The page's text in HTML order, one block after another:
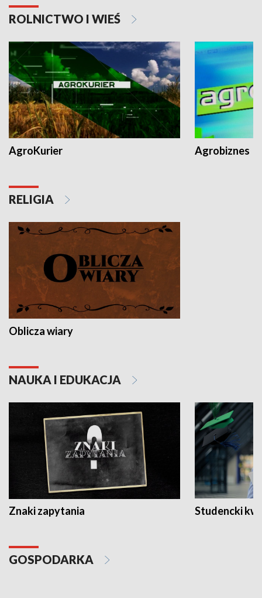
ROLNICTWO I WIEŚ
AgroKurier Agrobiznes
RELIGIA
Oblicza wiary
NAUKA I EDUKACJA
Znaki zapytania Studencki
GOSPODARKA